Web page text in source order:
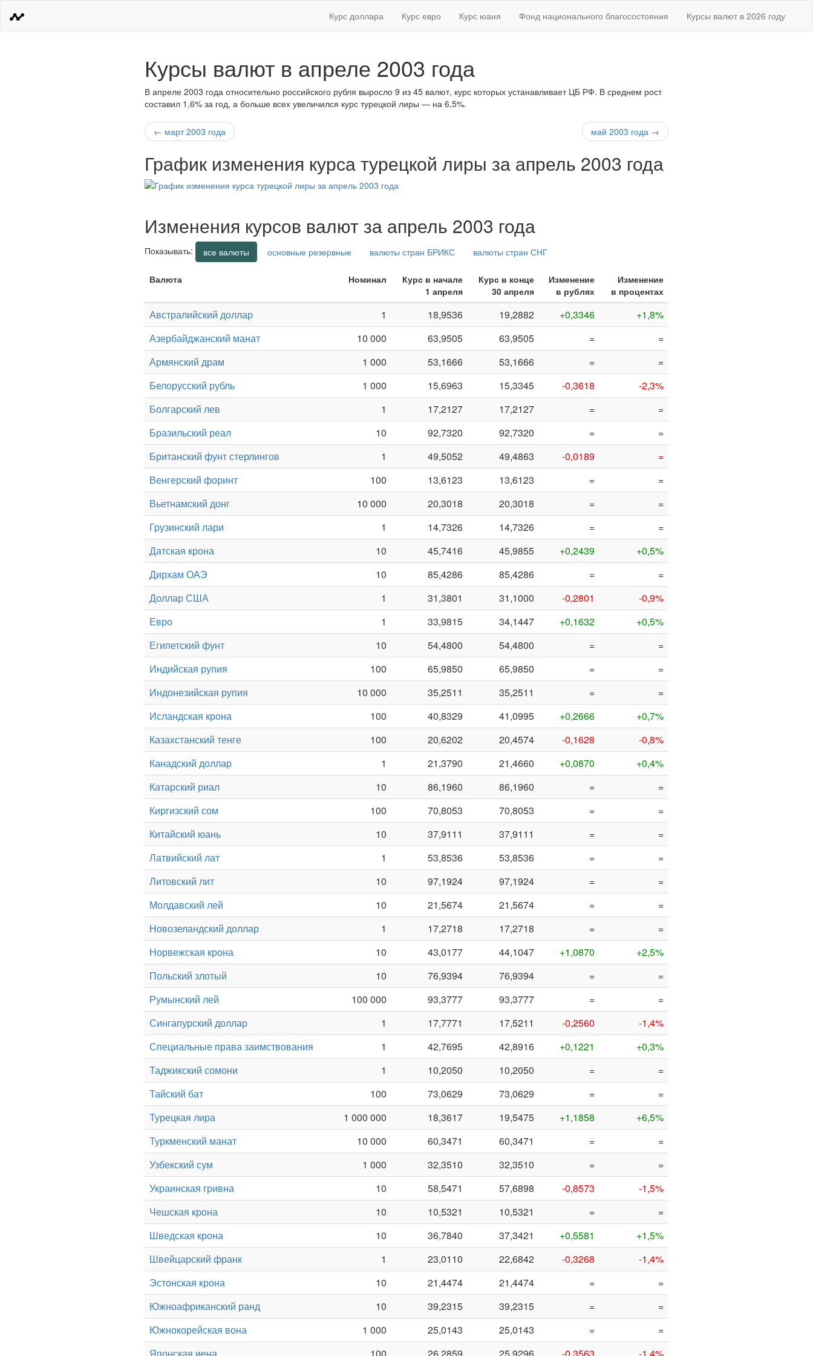
Курс доллара Курс евро Курс юаня Фонд национального благосостояния Курсы валют в 2026 году
Курсы валют в апреле 2003 года
В апреле 2003 года относительно российского рубля выросло 9 из 45 валют, курс которых устанавливает ЦБ РФ. В среднем рост
составил 1,6% за год, а больше всех увеличился курс турецкой лиры — на 6,5%.
← март 2003 года май 2003 года →
График изменения курса турецкой лиры за апрель 2003 года
Изменения курсов валют за апрель 2003 года
Показывать: все валюты основные резервные валюты стран БРИКС валюты стран СНГ
Валюта Номинал
Курс в начале
1 апреля
Курс в конце
30 апреля
Изменение
в рублях
Изменение
в процентах
Австралийский доллар 1 18,9536 19,2882 +0,3346
+1,8%
Азербайджанский манат
10 000 63,9505 63,9505 =
=
Армянский драм
1 000 53,1666 53,1666 =
=
Белорусский рубль
1 000 15,6963 15,3345 -0,3618
-2,3%
Болгарский лев
1 17,2127 17,2127 =
=
Бразильский реал
10 92,7320 92,7320 =
=
Британский фунт стерлингов
1 49,5052 49,4863 -0,0189
=
Венгерский форинт
100 13,6123 13,6123 =
=
Вьетнамский донг
10 000 20,3018 20,3018 =
=
Грузинский лари
1 14,7326 14,7326 =
=
Датская крона
10 45,7416 45,9855 +0,2439
+0,5%
Дирхам ОАЭ
10 85,4286 85,4286 =
=
Доллар США
1 31,3801 31,1000 -0,2801
-0,9%
Евро
1 33,9815 34,1447 +0,1632
+0,5%
Египетский фунт
10 54,4800 54,4800 =
=
Индийская рупия
100 65,9850 65,9850 =
=
Индонезийская рупия
10 000 35,2511 35,2511 =
=
Исландская крона
100 40,8329 41,0995 +0,2666
+0,7%
Казахстанский тенге
100 20,6202 20,4574 -0,1628
-0,8%
Канадский доллар
1 21,3790 21,4660 +0,0870
+0,4%
Катарский риал
10 86,1960 86,1960 =
=
Киргизский сом
100 70,8053 70,8053 =
=
Китайский юань
10 37,9111 37,9111 =
=
Латвийский лат
1 53,8536 53,8536 =
=
Литовский лит
10 97,1924 97,1924 =
=
Молдавский лей
10 21,5674 21,5674 =
=
Новозеландский доллар
1 17,2718 17,2718 =
=
Норвежская крона
10 43,0177 44,1047 +1,0870
+2,5%
Польский злотый
10 76,9394 76,9394 =
=
Румынский лей
100 000 93,3777 93,3777 =
=
Сингапурский доллар
1 17,7771 17,5211 -0,2560
-1,4%
Специальные права заимствования
1 42,7695 42,8916 +0,1221
+0,3%
Таджикский сомони
1 10,2050 10,2050 =
=
Тайский бат
100 73,0629 73,0629 =
=
Турецкая лира
1 000 000 18,3617 19,5475 +1,1858
+6,5%
Туркменский манат
10 000 60,3471 60,3471 =
=
Узбекский сум
1 000 32,3510 32,3510 =
=
Украинская гривна
10 58,5471 57,6898 -0,8573
-1,5%
Чешская крона
10 10,5321 10,5321 =
=
Шведская крона
10 36,7840 37,3421 +0,5581
+1,5%
Швейцарский франк
1 23,0110 22,6842 -0,3268
-1,4%
Эстонская крона
10 21,4474 21,4474 =
=
Южноафриканский ранд
10 39,2315 39,2315 =
=
Южнокорейская вона
1 000 25,0143 25,0143 =
=